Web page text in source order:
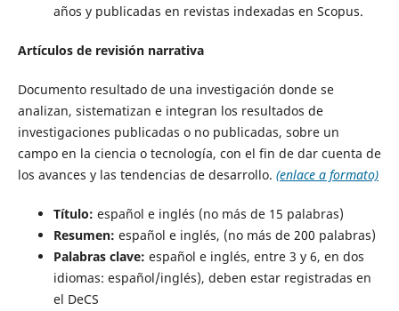
años y publicadas en revistas indexadas en Scopus.
Artículos de revisión narrativa
Documento resultado de una investigación donde se
analizan, sistematizan e integran los resultados de
investigaciones publicadas o no publicadas, sobre un
campo en la ciencia o tecnología, con el fin de dar cuenta de
los avances y las tendencias de desarrollo. (enlace a formato)
Título: español e inglés (no más de 15 palabras)
Resumen: español e inglés, (no más de 200 palabras)
Palabras clave: español e inglés, entre 3 y 6, en dos
idiomas: español/inglés), deben estar registradas en
el DeCS